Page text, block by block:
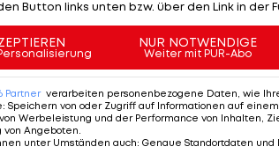
1/31 Foto: getty
der Olympischen Spiele in Paris!
mit Wasserspielen und
am Ufer, danach begann die
zahlreichen Sehenswürdigkeiten
Button links unten bzw. über den Link in der
NUR NOTWENDIGE
Weiter mit PUR-Abo
Partner verarbeiten personenbezogene Daten, wie
: Speichern von oder Zugriff auf Informationen auf
Werbeleistung und der Performance von Inhalten,
von Angeboten.
unter Umständen auch: Genaue Standortdaten und